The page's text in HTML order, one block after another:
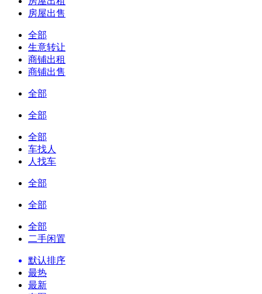
房屋出售
全部
生意转让
商铺出租
商铺出售
全部
全部
全部
车找人
人找车
全部
全部
全部
二手闲置
默认排序
最热
最新